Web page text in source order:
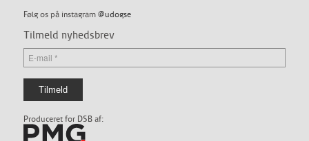
Følg os på instagram @udogse
Tilmeld nyhedsbrev
Produceret for DSB af: